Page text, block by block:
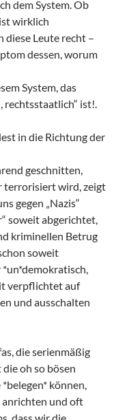
dem System. Ob
wirklich
diese Leute recht –
dessen, worum
System, das
ist!.
in die Richtung der
geschnitten,
terrorisiert wird, zeigt
gegen „Nazis“
soweit abgerichtet,
kriminellen Betrug
soweit
verpflichtet auf
und ausschalten
die serienmäßig
oh so bösen
*belegen* können,
anrichten und oft